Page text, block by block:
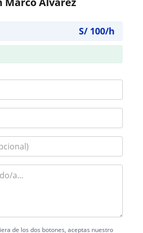
S/ 100/h
de los dos botones, aceptas nuestro